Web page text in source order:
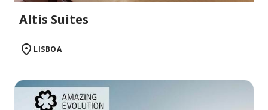
Altis Suites
LISBOA